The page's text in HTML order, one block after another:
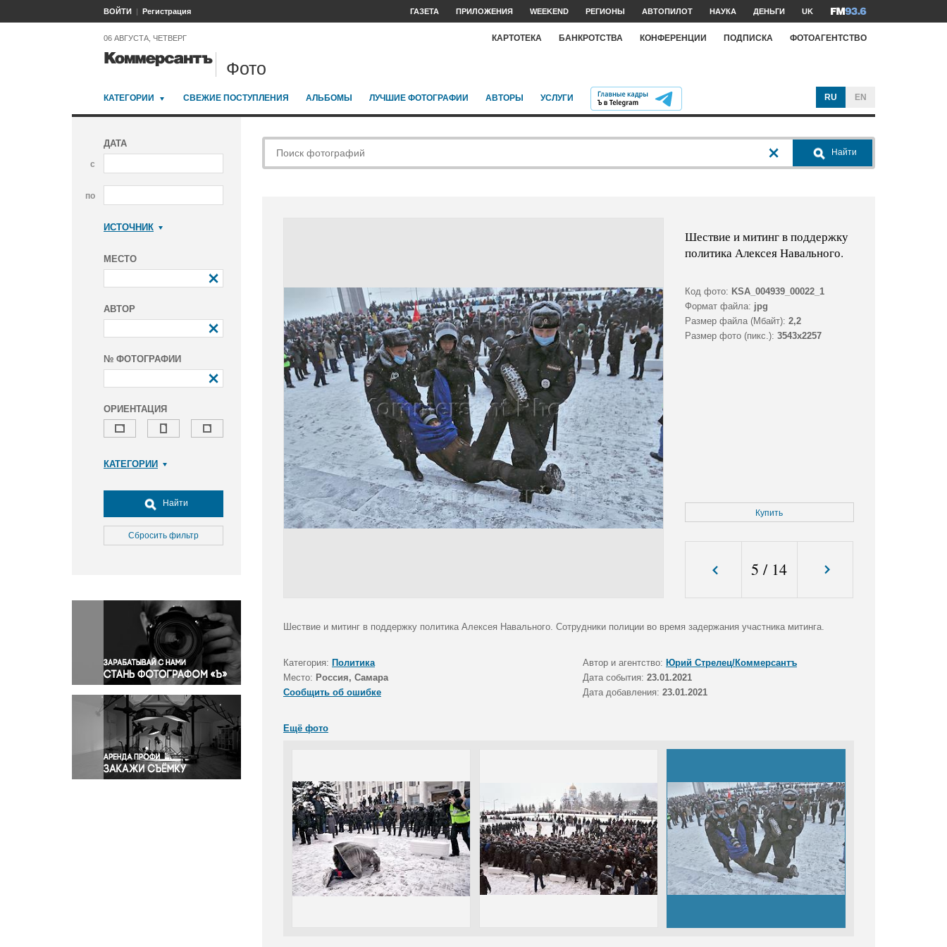
ВОЙТИ Регистрация ГАЗЕТА ПРИЛОЖЕНИЯ WEEKEND РЕГИОНЫ АВТОПИЛОТ НАУКА ДЕНЬГИ UK
06 АВГУСТА, ЧЕТВЕРГ КАРТОТЕКА БАНКРОТСТВА КОНФЕРЕНЦИИ ПОДПИСКА ФОТОАГЕНТСТВО
Фото
КАТЕГОРИИ СВЕЖИЕ ПОСТУПЛЕНИЯ АЛЬБОМЫ ЛУЧШИЕ ФОТОГРАФИИ АВТОРЫ УСЛУГИ RU EN
ДАТА
с
по
ИСТОЧНИК
МЕСТО
АВТОР
№ ФОТОГРАФИИ
ОРИЕНТАЦИЯ
КАТЕГОРИИ
Досуг, туризм и отдых
Культура
Медицина
Окружающая среда
Политика
Правосудие
Происшествия и конфликты
Религия
Светская жизнь
Спорт
Экология
Экономика и бизнес
Найти
Сбросить фильтр
Найти
Шествие и митинг в поддержку
политика Алексея Навального.
Код фото: KSA_004939_00022_1
Формат файла: jpg
Размер файла (Мбайт): 2,2
Размер фото (пикс.): 3543x2257
Купить
5 / 14
Шествие и митинг в поддержку политика Алексея Навального. Сотрудники полиции во время задержания участника митинга.
Категория: Политика Автор и агентство: Юрий Стрелец/Коммерсантъ
Место: Россия, Самара Дата события: 23.01.2021
Сообщить об ошибке
Дата добавления: 23.01.2021
Ещё фото